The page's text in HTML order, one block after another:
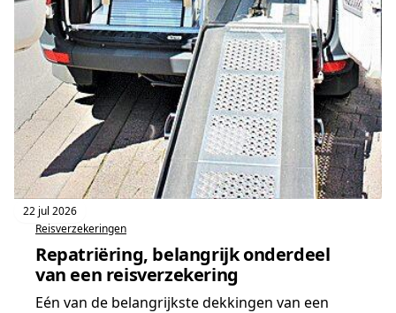
22 jul 2026
Reisverzekeringen
Repatriëring, belangrijk onderdeel
van een reisverzekering
Eén van de belangrijkste dekkingen van een